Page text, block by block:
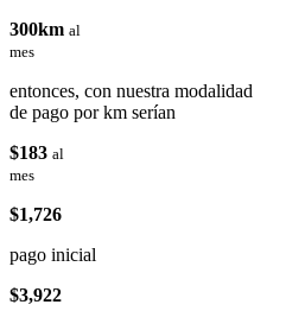
300km al
mes
entonces, con nuestra modalidad
de pago por km serían
$183 al
mes
$1,726
pago inicial
$3,922